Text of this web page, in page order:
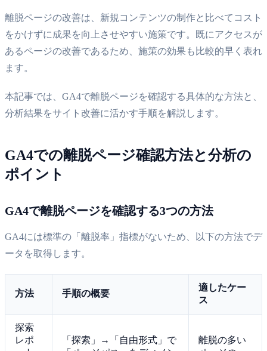
離脱ページの改善は、新規コンテンツの制作と比べてコスト
をかけずに成果を向上させやすい施策です。既にアクセスが
あるページの改善であるため、施策の効果も比較的早く表れ
ます。
本記事では、GA4で離脱ページを確認する具体的な方法と、
分析結果をサイト改善に活かす手順を解説します。
GA4での離脱ページ確認方法と分析の
ポイント
GA4で離脱ページを確認する3つの方法
GA4には標準の「離脱率」指標がないため、以下の方法でデ
ータを取得します。
方法 手順の概要
適したケー
ス
探索
レポ
「探索」→「自由形式」で
離脱の多い